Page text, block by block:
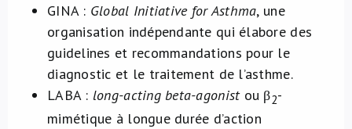
GINA : Global Initiative for Asthma, une
organisation indépendante qui élabore des
guidelines et recommandations pour le
diagnostic et le traitement de l’asthme.
LABA : long-acting beta-agonistou β2-
mimétique à longue durée d’action